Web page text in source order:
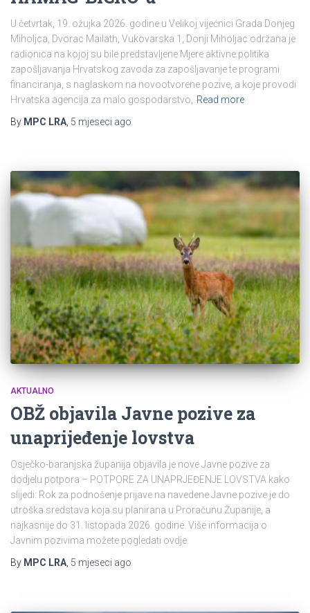
U četvrtak, 19. ožujka 2026. godine u Velikoj vijećnici Grada Donjeg
Miholjca, Dvorac Mailath, Vukovarska 1, Donji Miholjac održana je
radionica na kojoj su bile predstavljene Mjere aktivne politika
zapošljavanja Hrvatskog zavoda za zapošljavanje te programi
financiranja, s naglaskom na novootvorene pozive, a koje provodi
Hrvatska agencija za malo gospodarstvo,
Read more
By MPC LRA 5 mjeseci ago
AKTUALNO
OBŽ objavila Javne pozive za
unaprijeđenje lovstva
Osječko-baranjska županija objavila je nove Javne pozive za
dodjelu potpora – POTPORE ZA UNAPRJEĐENJE LOVSTVA kako
slijedi: Rok za podnošenje prijave na navedene Javne pozive je do
utroška sredstava koja su planirana u Proračunu Županije, a
najkasnije do 31. listopada 2026. godine. Više informacija o
Javnim pozivima možete pogledati ovdje.
By MPC LRA 5 mjeseci ago